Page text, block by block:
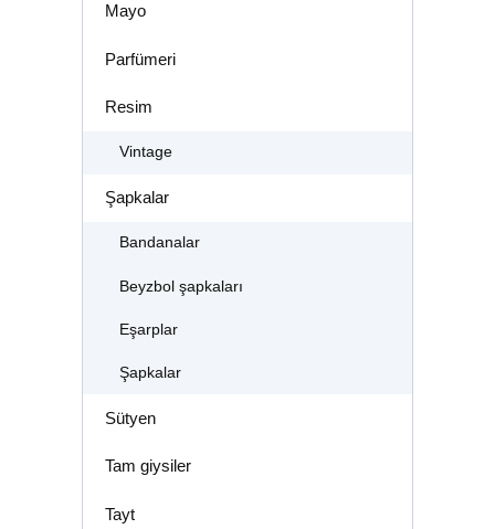
Mayo
Parfümeri
Resim
Vintage
Şapkalar
Bandanalar
Beyzbol şapkaları
Eşarplar
Şapkalar
Sütyen
Tam giysiler
Tayt